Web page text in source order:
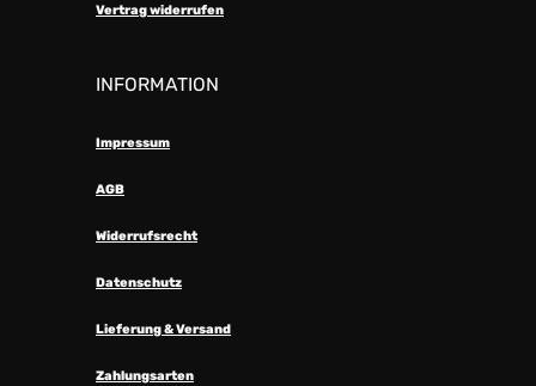
Vertrag widerrufen
INFORMATION
Impressum
AGB
Widerrufsrecht
Datenschutz
Lieferung & Versand
Zahlungsarten